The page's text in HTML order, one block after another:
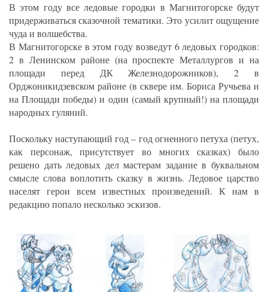
В этом году все ледовые городки в Магнитогорске будут
придерживаться сказочной тематики. Это усилит ощущение
чуда и волшебства.
В Магнитогорске в этом году возведут 6 ледовых городков:
2 в Ленинском районе (на проспекте Металлургов и на
площади перед ДК Железнодорожников), 2 в
Орджоникидзевском районе (в сквере им. Бориса Ручьева и
на Площади победы) и один (самый крупный!) на площади
народных гуляний.
Поскольку наступающий год – год огненного петуха (петух,
как персонаж, присутствует во многих сказках) было
решено дать ледовых дел мастерам задание в буквальном
смысле слова воплотить сказку в жизнь. Ледовое царство
населят герои всем известных произведений. К нам в
редакцию попало несколько эскизов.